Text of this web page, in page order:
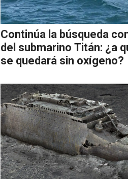
Continúa la búsqueda
del submarino Titán: ¿a
se quedará sin oxígeno?